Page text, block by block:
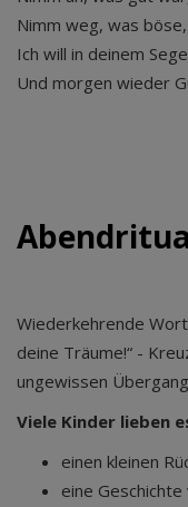
Nimm weg, was
Ich will in deinem
Und morgen wieder
Wiederkehrende
deine Träume!“ -
ungewissen
Viele Kinder lieben
einen kleinen
eine